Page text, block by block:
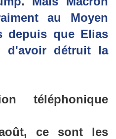
au Moyen
depuis que Elias
d'avoir détruit la
téléphonique
ce sont les